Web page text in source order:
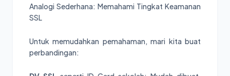
Analogi Sederhana: Memahami Tingkat Keamanan
SSL
Untuk memudahkan pemahaman, mari kita buat
perbandingan: